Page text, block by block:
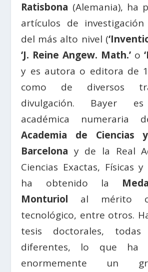
Ratisbona (Alemania), ha
artículos de
del más alto nivel (
‘J. Reine Angew. Math.’ o
y es autora o editora de
como de diversos
divulgación. Bayer es
académica numeraria
Academia de Ciencias
Barcelona y de la Real
Ciencias Exactas, Físicas
ha obtenido la
Monturiol al mérito
tecnológico, entre otros.
tesis doctorales,
diferentes, lo que ha
enormemente un